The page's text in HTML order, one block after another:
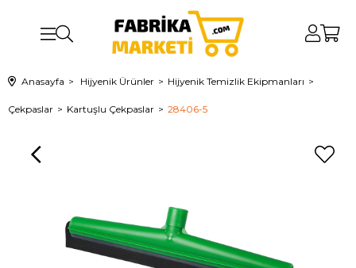
Anasayfa Hijyenik Ürünler Hijyenik Temizlik Ekipmanları
Çekpaslar Kartuşlu Çekpaslar 28406-5